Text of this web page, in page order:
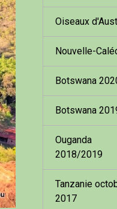
Oiseaux
Nouvelle-
Botswana
Botswana
Ouganda
2018/2019
Tanzanie
2017